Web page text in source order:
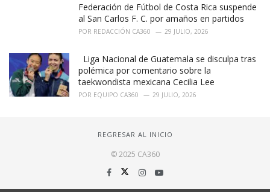
Federación de Fútbol de Costa Rica suspende
al San Carlos F. C. por amaños en partidos
POR REDACCIÓN CA360 29 JULIO, 2026
Liga Nacional de Guatemala se disculpa tras
polémica por comentario sobre la
taekwondista mexicana Cecilia Lee
POR EQUIPO CA360 29 JULIO, 2026
REGRESAR AL INICIO
© 2025 CA360